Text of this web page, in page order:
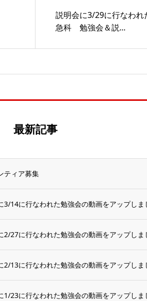
説明会に3/29に行なわれ
急科 勉強会＆説...
最新記事
ティア募集
3/14に行なわれた勉強会の動画をアップしま
2/27に行なわれた勉強会の動画をアップしま
2/13に行なわれた勉強会の動画をアップしま
1/23に行なわれた勉強会の動画をアップしま